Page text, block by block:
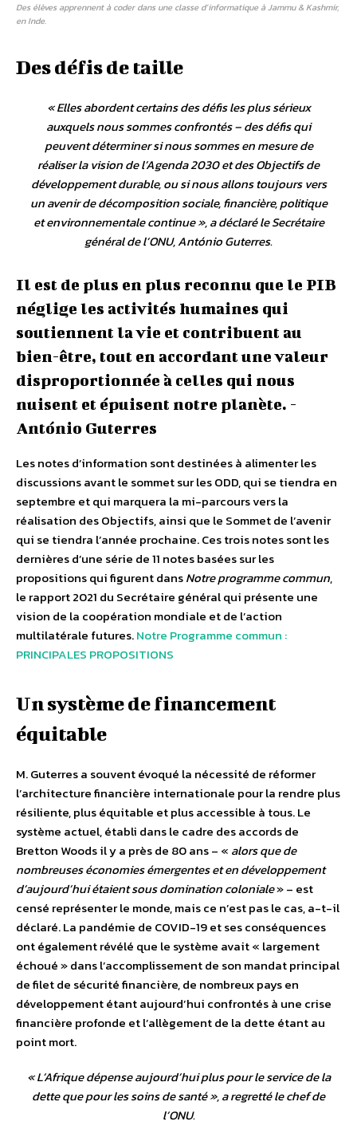
Des élèves apprennent à coder dans une classe d’informatique à Jammu & Kashmir,
en Inde.
Des défis de taille
«Elles abordent certains des défis les plus sérieux
auxquels nous sommes confrontés – des défis qui
peuvent déterminer si nous sommes en mesure de
réaliser la vision de l’Agenda 2030 et des Objectifs de
développement durable, ou si nous allons toujours vers
un avenir de décomposition sociale, financière, politique
et environnementale continue», a déclaré le Secrétaire
général de l’ONU, António Guterres.
Il est de plus en plus reconnu que le PIB
néglige les activités humaines qui
soutiennent la vie et contribuent au
bien-être, tout en accordant une valeur
disproportionnée à celles qui nous
nuisent et épuisent notre planète. -
António Guterres
Les notes d’information sont destinées à alimenter les
discussions avant le sommet sur les ODD, qui se tiendra en
septembre et qui marquera la mi-parcours vers la
réalisation des Objectifs, ainsi que le Sommet de l’avenir
qui se tiendra l’année prochaine. Ces trois notes sont les
dernières d’une série de 11 notes basées sur les
propositions qui figurent dansNotre programme commun,
le rapport 2021 du Secrétaire général qui présente une
vision de la coopération mondiale et de l’action
multilatérale futures.Notre Programme commun :
PRINCIPALES PROPOSITIONS
Un système de financement
équitable
M. Guterres a souvent évoqué la nécessité de réformer
l’architecture financière internationale pour la rendre plus
résiliente, plus équitable et plus accessible à tous. Le
système actuel, établi dans le cadre des accords de
Bretton Woods il y a près de 80 ans – « alors que de
nombreuses économies émergentes et en développement
d’aujourd’hui étaient sous domination coloniale» – est
censé représenter le monde, mais ce n’est pas le cas, a-t-il
déclaré. La pandémie de COVID-19 et ses conséquences
ont également révélé que le système avait « largement
échoué » dans l’accomplissement de son mandat principal
de filet de sécurité financière, de nombreux pays en
développement étant aujourd’hui confrontés à une crise
financière profonde et l’allègement de la dette étant au
point mort.
«L’Afrique dépense aujourd’hui plus pour le service de la
dette que pour les soins de santé», a regretté le chef de
l’ONU.